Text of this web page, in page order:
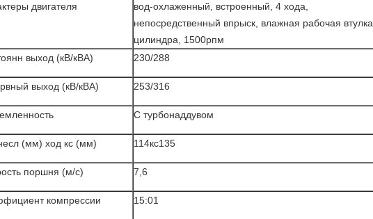
двигателя
вод-охлаженный, встроенный, 4 хода,
непосредственный впрыск, влажная рабочая втулка
цилиндра, 1500рпм
выход (кВ/кВА)
230/288
выход (кВ/кВА) 253/316
С турбонаддувом
(мм) ход кс (мм) 114кс135
поршня (м/с) 7,6
компрессии 15:01